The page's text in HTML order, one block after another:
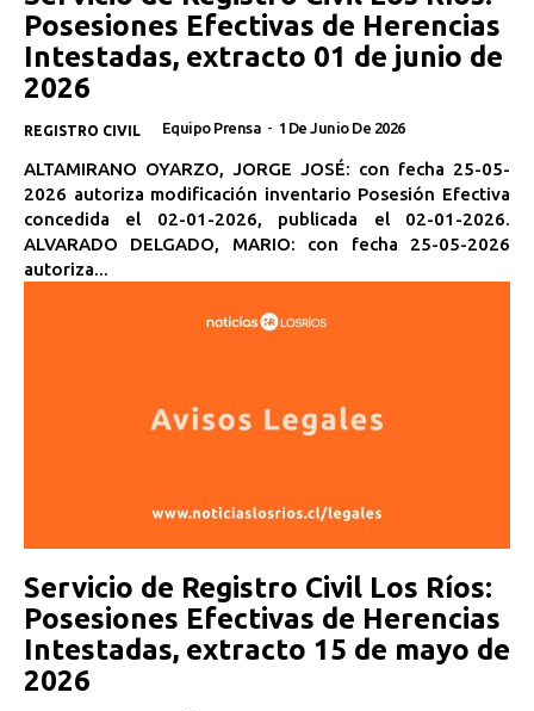
Posesiones Efectivas de Herencias
Intestadas, extracto 01 de junio de
2026
REGISTRO CIVIL Equipo Prensa - 1 De Junio De 2026
ALTAMIRANO OYARZO, JORGE JOSÉ: con fecha 25-05-
2026 autoriza modificación inventario Posesión Efectiva
concedida el 02-01-2026, publicada el 02-01-2026.
ALVARADO DELGADO, MARIO: con fecha 25-05-2026
autoriza...
Servicio de Registro Civil Los Ríos:
Posesiones Efectivas de Herencias
Intestadas, extracto 15 de mayo de
2026